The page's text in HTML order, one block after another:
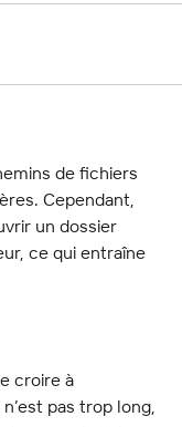
de fichiers
Cependant,
un dossier
ce qui entraîne
croire à
pas trop long,